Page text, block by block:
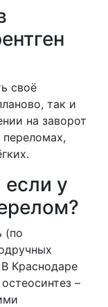
своё
так и
на заворот
переломах,
если у
(по
Краснодаре
–